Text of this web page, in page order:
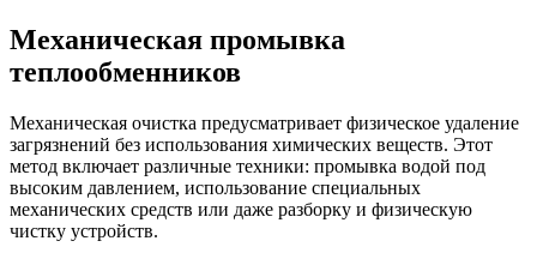
Механическая промывка
теплообменников
Механическая очистка предусматривает физическое удаление
загрязнений без использования химических веществ. Этот
метод включает различные техники: промывка водой под
высоким давлением, использование специальных
механических средств или даже разборку и физическую
чистку устройств.